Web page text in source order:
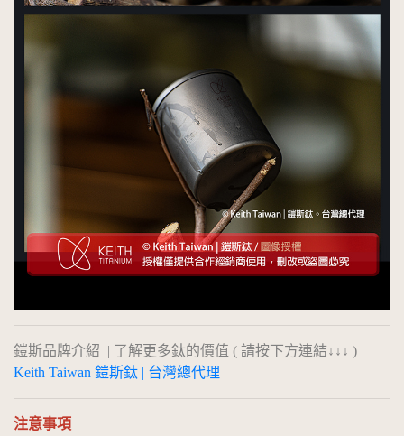
鎧斯品牌介紹 | 了解更多鈦的價值 ( 請按下方連結↓↓↓ )
Keith Taiwan 鎧斯鈦 | 台灣總代理
注意事項